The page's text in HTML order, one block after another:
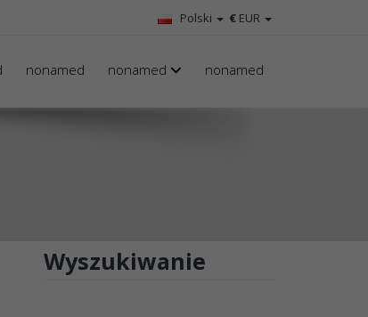
€ EUR
Polski
nonamed nonamed nonamed
Wyszukiwanie